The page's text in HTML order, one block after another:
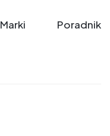
Marki Poradnik